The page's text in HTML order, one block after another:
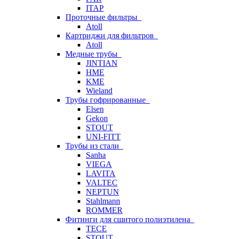
ITAP
Проточные фильтры
Atoll
Картриджи для фильтров
Atoll
Медные трубы
JINTIAN
HME
KME
Wieland
Трубы гофрированные
Elsen
Gekon
STOUT
UNI-FITT
Трубы из стали
Sanha
VIEGA
LAVITA
VALTEC
NEPTUN
Stahlmann
ROMMER
Фитинги для сшитого полиэтилена
TECE